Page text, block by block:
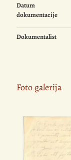
Datum
dokumentacije
Dokumentalist
Foto galerija